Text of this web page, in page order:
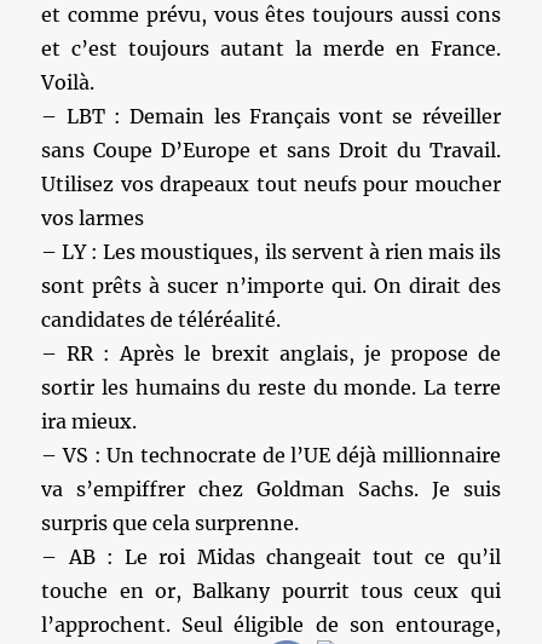
et comme prévu, vous êtes toujours aussi cons
et c’est toujours autant la merde en France.
Voilà.
– LBT : Demain les Français vont se réveiller
sans Coupe D’Europe et sans Droit du Travail.
Utilisez vos drapeaux tout neufs pour moucher
vos larmes
– LY : Les moustiques, ils servent à rien mais ils
sont prêts à sucer n’importe qui. On dirait des
candidates de téléréalité.
– RR : Après le brexit anglais, je propose de
sortir les humains du reste du monde. La terre
ira mieux.
– VS : Un technocrate de l’UE déjà millionnaire
va s’empiffrer chez Goldman Sachs. Je suis
surpris que cela surprenne.
– AB : Le roi Midas changeait tout ce qu’il
touche en or, Balkany pourrit tous ceux qui
l’approchent. Seul éligible de son entourage,